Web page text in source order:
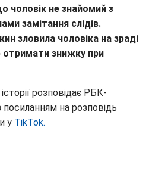
чоловік не знайомий з
замітання слідів.
зловила чоловіка на зраді
знижку при
розповідає РБК-
на розповідь
у TikTok.